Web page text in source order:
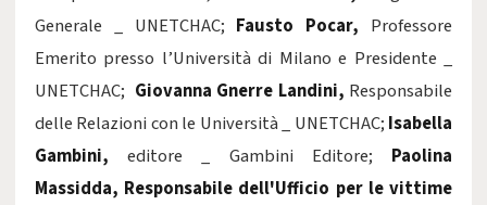
Generale _ UNETCHAC; Fausto Pocar, Professore
Emerito presso l’Università di Milano e Presidente _
UNETCHAC; Giovanna Gnerre Landini, Responsabile
delle Relazioni con le Università _ UNETCHAC; Isabella
Gambini,editore _ Gambini Editore; Paolina
Massidda, Responsabile dell'Ufficio per le vittime